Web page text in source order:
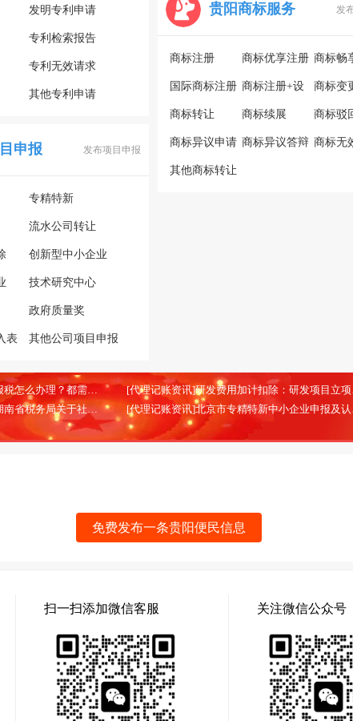
发明专利申请
专利检索报告
专利无效请求
其他专利申请
申报 发布项目申报
专精特新
流水公司转让
创新型中小企业
技术研究中心
政府质量奖
表 其他公司项目申报
贵阳商标服务 发
商标注册 商标优享注册 商标畅
国际商标注册 商标注册+设
计
商标变
商标转让 商标续展 商标驳
商标异议申请 商标异议答辩 商标无
其他商标转让
[代理记账资讯]北京代理记账报税怎么办理？都需要哪些材料？ (2026-02-13) [代理
[代理记账资讯]国家税务总局湖南省税务局关于社会保险费信息系统停机的通告 (2025-08-28) [代
免费发布一条贵阳便民信息
扫一扫添加微信客服 关注微信公众号